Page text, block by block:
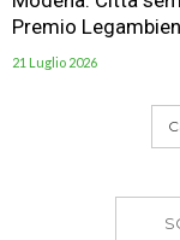
Premio
21 Luglio 2026